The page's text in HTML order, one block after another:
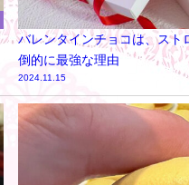
バレンタインチョコは、スト
倒的に最強な理由
2024.11.15